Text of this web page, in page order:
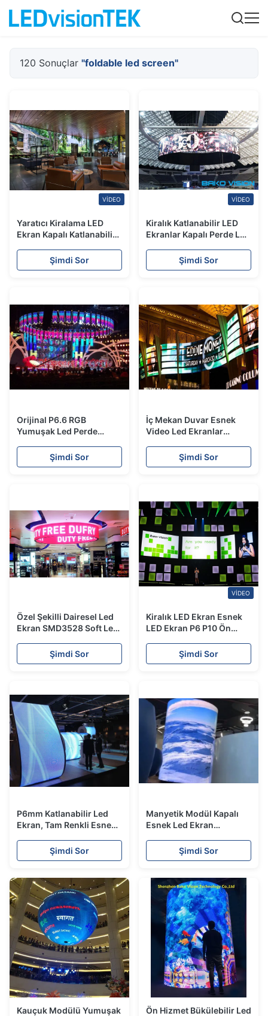
120 Sonuçlar "foldable led screen"
VIDEO
Yaratıcı Kiralama LED
Ekran Kapalı Katlanabilir
ile Hareketli Modül
Şimdi Sor
VIDEO
Kiralık Katlanabilir LED
Ekranlar Kapalı Perde LED
Etkinlik Modülü Yerden
Tasarruf Sağlayan IP43
Şimdi Sor
Orijinal P6.6 RGB
Yumuşak Led Perde
Katlanabilir Led Ekran
Şimdi Sor
İç Mekan Duvar Esnek
Video Led Ekranlar
Led PanelŞimdi Sor
Özel Şekilli Dairesel Led
Ekran SMD3528 Soft Led
Şimdi Sor
VIDEO
Kiralık LED Ekran Esnek
LED Ekran P6 P10 Ön
KatlanabilirŞimdi Sor
P6mm Katlanabilir Led
Ekran, Tam Renkli Esnek
Şimdi Sor
Manyetik Modül Kapalı
Esnek Led Ekran
SMD3528 Tipi
Şimdi Sor
Kauçuk Modülü Yumuşak
Ön Hizmet Bükülebilir Led